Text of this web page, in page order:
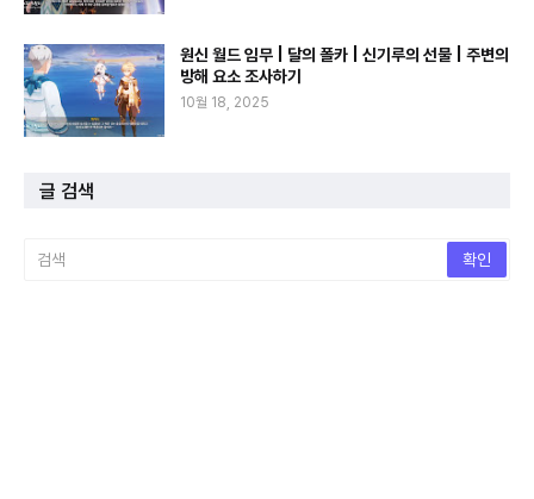
원신 월드 임무 | 달의 폴카 | 신기루의 선물 | 주변의
방해 요소 조사하기
10월 18, 2025
글 검색